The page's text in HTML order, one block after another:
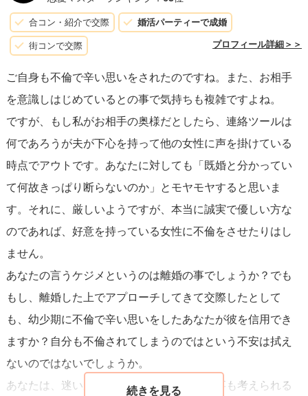
合コン・紹介で交際 婚活パーティーで成婚
街コンで交際 プロフィール詳細＞＞
ご自身も不倫で辛い思いをされたのですね。また、お相手
を意識しはじめているとの事で気持ちも複雑ですよね。
ですが、もし私がお相手の奥様だとしたら、連絡ツールは
何であろうが夫が下心を持って他の女性に声を掛けている
時点でアウトです。あなたに対しても「既婚と分かってい
て何故きっぱり断らないのか」とモヤモヤすると思いま
す。それに、厳しいようですが、本当に誠実で優しい方な
のであれば、好意を持っている女性に不倫をさせたりはし
ません。
あなたの言うケジメというのは離婚の事でしょうか？でも
もし、離婚した上でアプローチしてきて交際したとして
も、幼少期に不倫で辛い思いをしたあなたが彼を信用でき
ますか？自分も不倫されてしまうのではという不安は拭え
ないのではないでしょうか。
あなたは、迷いがありながらも彼の奥様の事も考えられる